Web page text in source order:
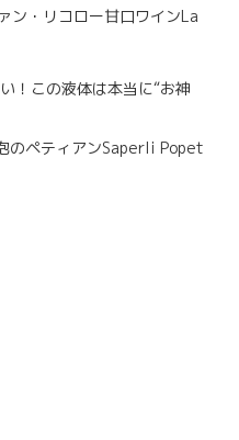
・リコロー甘口ワインLa
！この液体は本当に“お神
のペティアンSaperli Popet